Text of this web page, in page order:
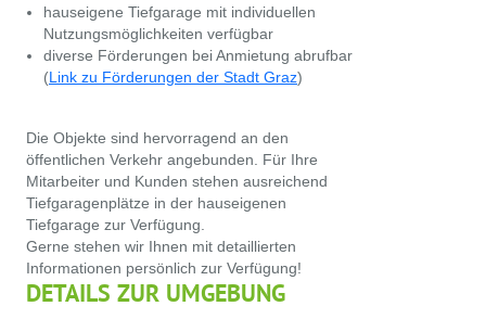
hauseigene Tiefgarage mit individuellen
Nutzungsmöglichkeiten verfügbar
diverse Förderungen bei Anmietung abrufbar
(Link zu Förderungen der Stadt Graz)
Die Objekte sind hervorragend an den
öffentlichen Verkehr angebunden. Für Ihre
Mitarbeiter und Kunden stehen ausreichend
Tiefgaragenplätze in der hauseigenen
Tiefgarage zur Verfügung.
Gerne stehen wir Ihnen mit detaillierten
Informationen persönlich zur Verfügung!
DETAILS ZUR UMGEBUNG